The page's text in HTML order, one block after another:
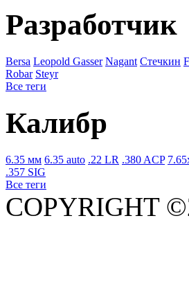
Разработчик
Bersa Leopold Gasser Nagant Стечкин
Robar Steyr
Все теги
Калибр
6.35 мм 6.35 auto .22 LR .380 ACP
.357 SIG
Все теги
COPYRIGHT